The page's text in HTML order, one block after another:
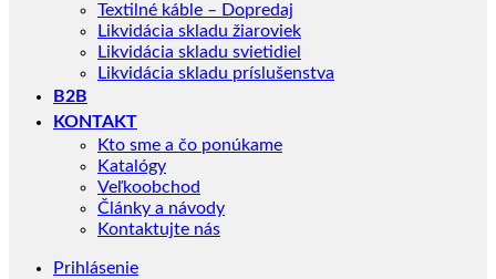
Textilné káble – Dopredaj
Likvidácia skladu žiaroviek
Likvidácia skladu svietidiel
Likvidácia skladu príslušenstva
B2B
KONTAKT
Kto sme a čo ponúkame
Katalógy
Veľkoobchod
Články a návody
Kontaktujte nás
Prihlásenie